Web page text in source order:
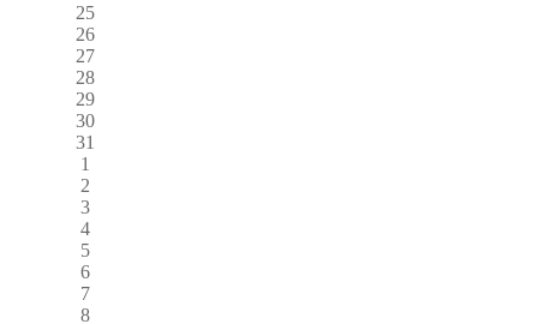
25
26
27
28
29
30
31
1
2
3
4
5
6
7
8